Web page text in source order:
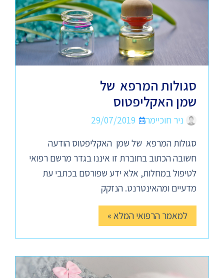
סגולות המרפא של
שמן האקליפטוס
ניר חוכיימה
29/07/2019
סגולות המרפא של שמן האקליפטוס הודעה
חשובה הכתוב בחוברת זו איננו בגדר מרשם רפואי
לטיפול במחלות, אלא ידע שפורסם בכתבי עת
מדעיים ומהאינטרנט. הנזקק
למאמר הרפואי המלא »